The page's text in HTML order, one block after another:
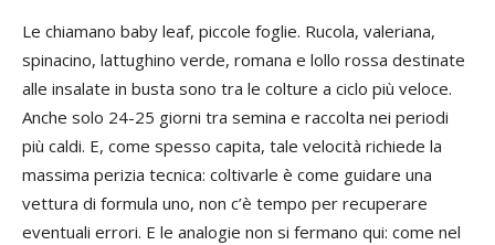
Le chiamano baby leaf, piccole foglie. Rucola, valeriana,
spinacino, lattughino verde, romana e lollo rossa destinate
alle insalate in busta sono tra le colture a ciclo più veloce.
Anche solo 24-25 giorni tra semina e raccolta nei periodi
più caldi. E, come spesso capita, tale velocità richiede la
massima perizia tecnica: coltivarle è come guidare una
vettura di formula uno, non c’è tempo per recuperare
eventuali errori. E le analogie non si fermano qui: come nel